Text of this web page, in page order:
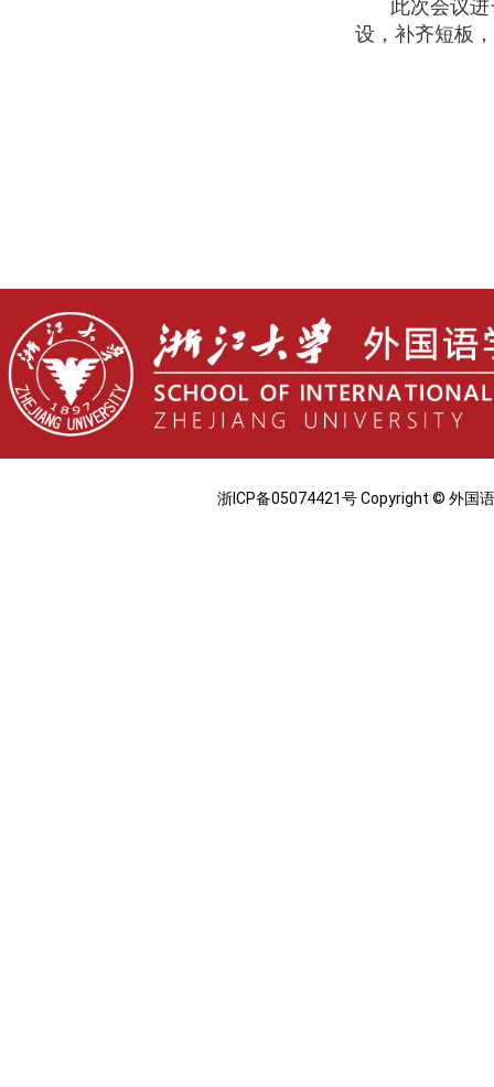
此次会议
设，补齐短板
浙ICP备05074421号 Copyright © 外国